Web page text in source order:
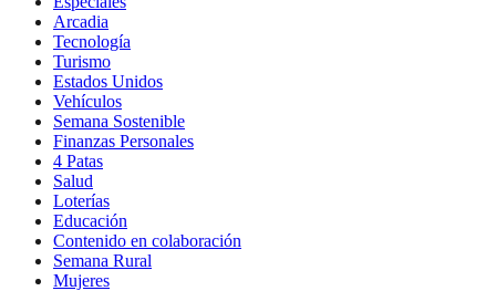
Arcadia
Tecnología
Turismo
Estados Unidos
Vehículos
Semana Sostenible
Finanzas Personales
4 Patas
Salud
Loterías
Educación
Contenido en colaboración
Semana Rural
Mujeres